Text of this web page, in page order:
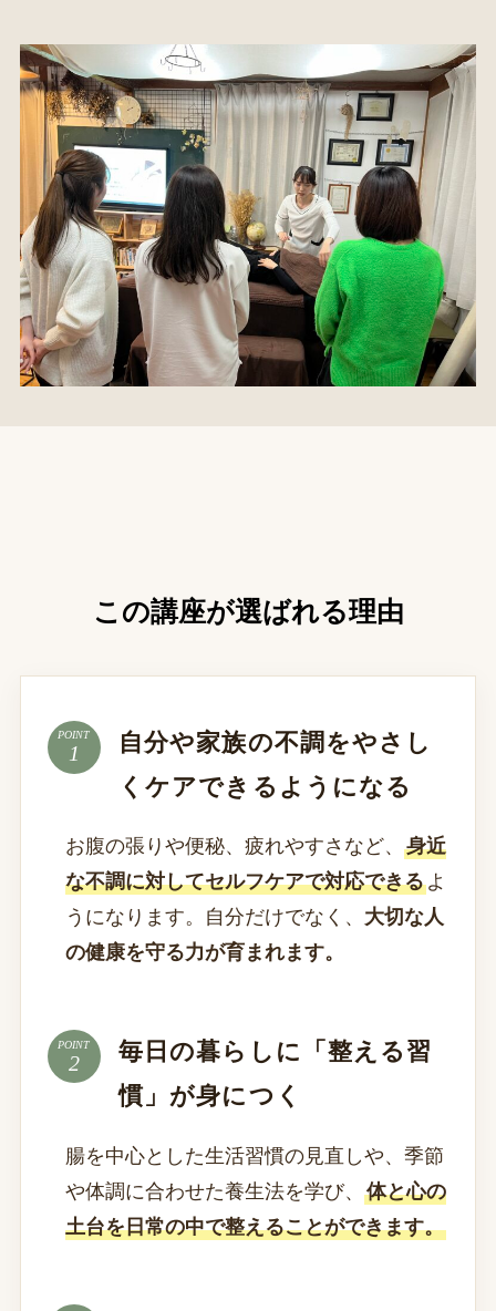
この講座が選ばれる理由
POINT
自分や家族の不調をやさし
くケアできるようになる
お腹の張りや便秘、疲れやすさなど、 身近
な不調に対してセルフケアで対応できるよ
うになります。自分だけでなく、 大切な人
の健康を守る力が育まれます。
POINT
毎日の暮らしに「整える習
慣」が身につく
腸を中心とした生活習慣の見直しや、季節
や体調に合わせた養生法を学び、 体と心の
土台を日常の中で整えることができます。